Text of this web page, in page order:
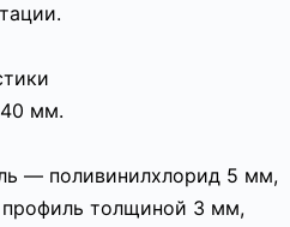
40 мм.
— поливинилхлорид 5 мм,
толщиной 3 мм,